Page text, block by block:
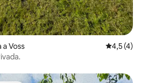
Voss 4,5 de
4,5 (4)